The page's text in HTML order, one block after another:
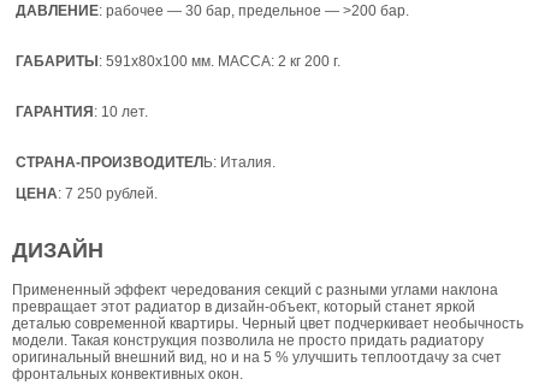
ДАВЛЕНИЕ: рабочее — 30 бар, предельное — >200 бар.
ГАБАРИТЫ: 591х80х100 мм. МАССА: 2 кг 200 г.
ГАРАНТИЯ: 10 лет.
СТРАНА-ПРОИЗВОДИТЕЛЬ: Италия.
ЦЕНА: 7 250 рублей.
ДИЗАЙН
Примененный эффект чередования секций с разными углами наклона
превращает этот радиатор в дизайн-объект, который станет яркой
деталью современной квартиры. Черный цвет подчеркивает необычность
модели. Такая конструкция позволила не просто придать радиатору
оригинальный внешний вид, но и на 5 % улучшить теплоотдачу за счет
фронтальных конвективных окон.